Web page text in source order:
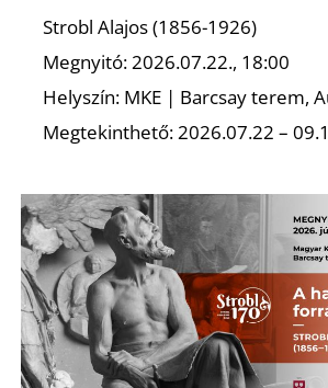
Strobl Alajos (1856-1926)
Megnyitó: 2026.07.22., 18:00
Helyszín: MKE | Barcsay terem,
Megtekinthető: 2026.07.22 –